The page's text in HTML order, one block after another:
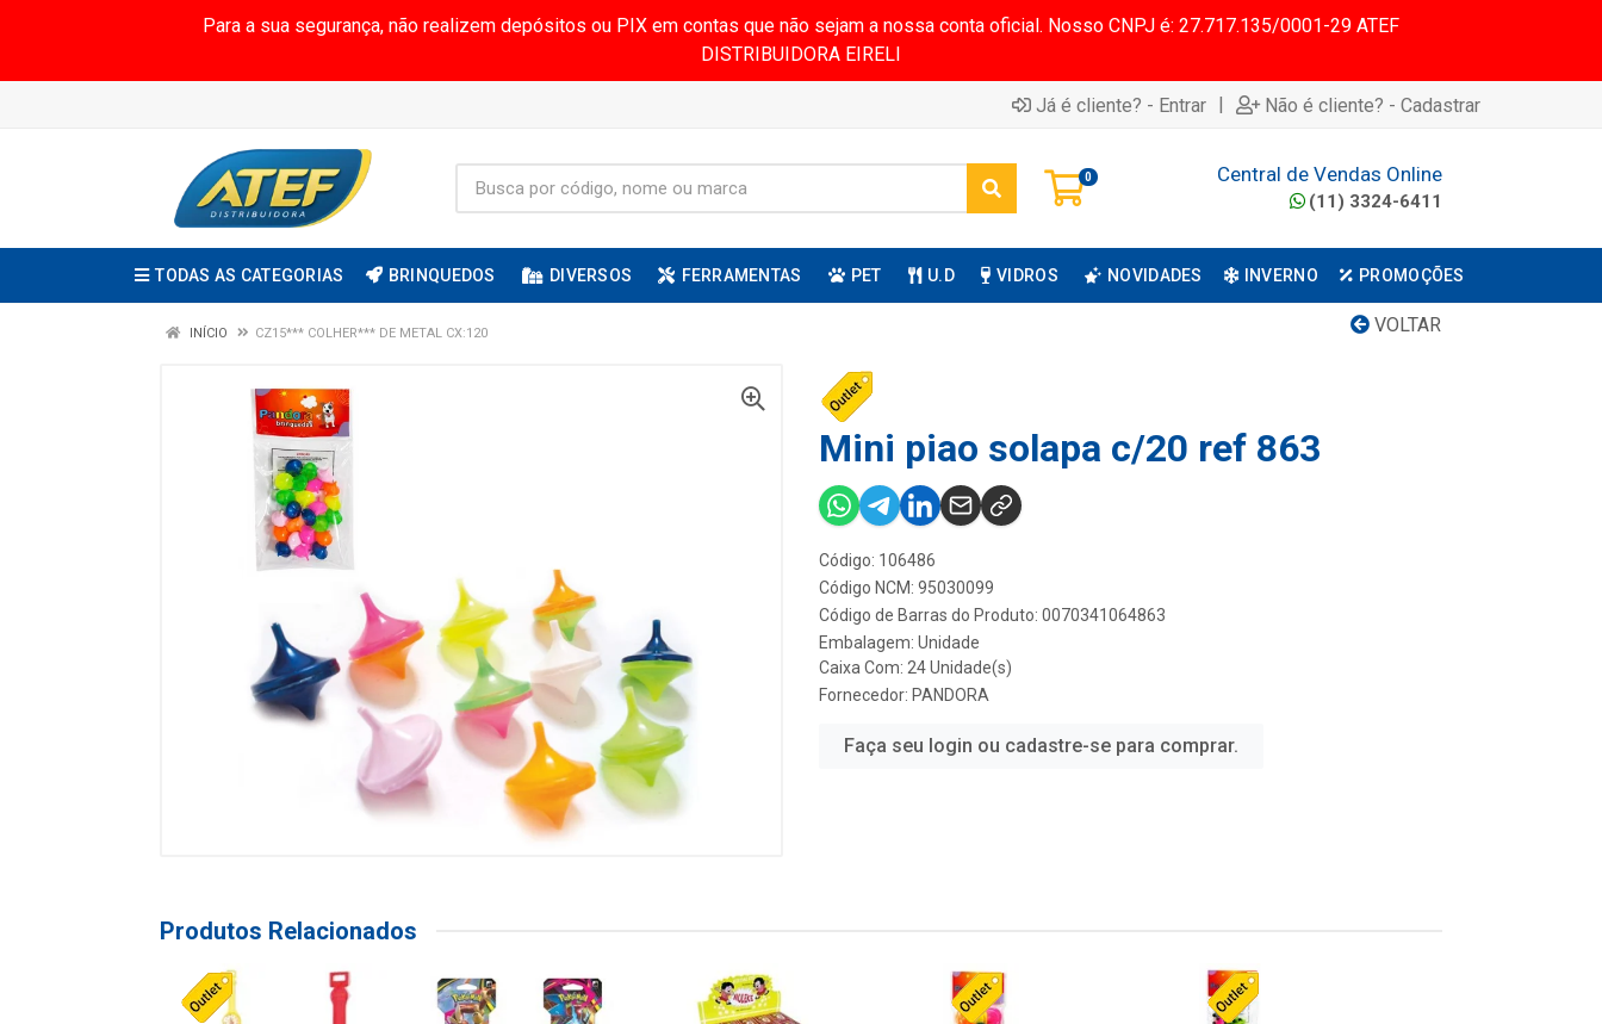
Para a sua segurança, não realizem depósitos ou PIX em contas que não sejam a nossa conta oficial. Nosso CNPJ é: 27.717.135/0001-29 ATEF
DISTRIBUIDORA EIRELI
Já é cliente? - Entrar | Não é cliente? - Cadastrar
0 Central de Vendas Online
(11) 3324-6411
TODAS AS CATEGORIAS BRINQUEDOS DIVERSOS FERRAMENTAS PET U.D VIDROS NOVIDADES INVERNO PROMOÇÕES
VOLTAR
INÍCIO CZ15*** COLHER*** DE METAL CX:120
Mini piao solapa c/20 ref 863
Código: 106486
Código NCM: 95030099
Código de Barras do Produto: 0070341064863
Embalagem: Unidade
Caixa Com: 24 Unidade(s)
Fornecedor: PANDORA
Faça seu login ou cadastre-se para comprar.
Produtos Relacionados